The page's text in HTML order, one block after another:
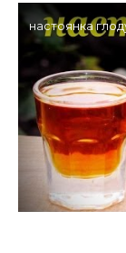
настоянка